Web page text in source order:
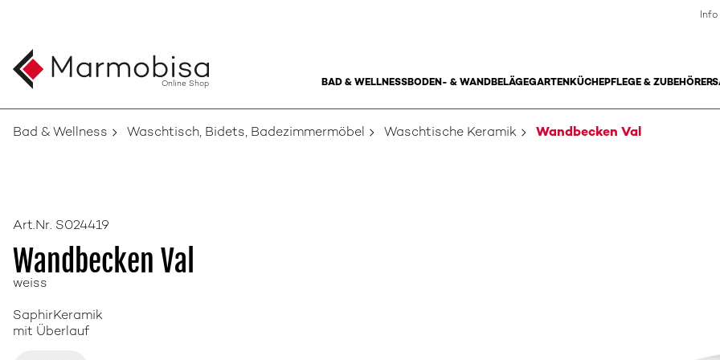
Online Shop BAD & WELLNESSBODEN- & WANDBELÄGEGARTENKÜCHEPFLEGE & ZUBEHÖR
Info
Bad & Wellness Waschtisch, Bidets, Badezimmermöbel Waschtische Keramik Wandbecken Val
Art.Nr. S024419
Wandbecken Val
weiss
SaphirKeramik
mit Überlauf